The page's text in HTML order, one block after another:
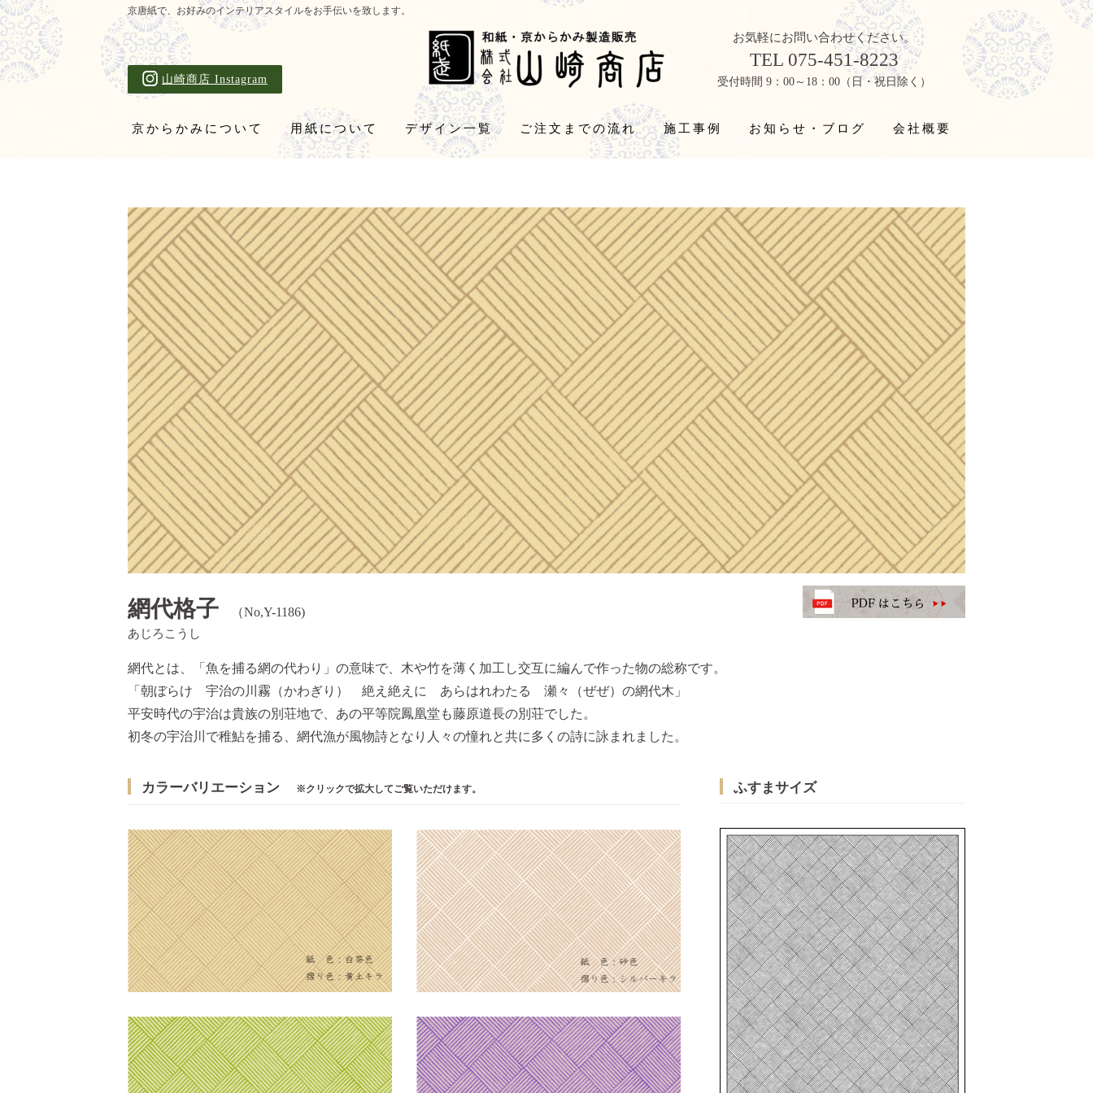
山崎商店 Instagram
京唐紙で、お好みのインテリアスタイルをお手伝いを致します。
お気軽にお問い合わせください。
TEL 075-451-8223
受付時間 9：00～18：00（日・祝日除く）
京からかみについて 用紙について デザイン一覧 ご注文までの流れ 施工事例 お知らせ・ブログ 会社概要
網代格子 （No,Y-1186)
あじろこうし
網代とは、「魚を捕る網の代わり」の意味で、木や竹を薄く加工し交互に編んで作った物の総称です。
「朝ぼらけ 宇治の川霧（かわぎり） 絶え絶えに あらはれわたる 瀬々（ぜぜ）の網代木」
平安時代の宇治は貴族の別荘地で、あの平等院鳳凰堂も藤原道長の別荘でした。
初冬の宇治川で稚鮎を捕る、網代漁が風物詩となり人々の憧れと共に多くの詩に詠まれました。
カラーバリエーション ※クリックで拡大してご覧いただけます。 ふすまサイズ